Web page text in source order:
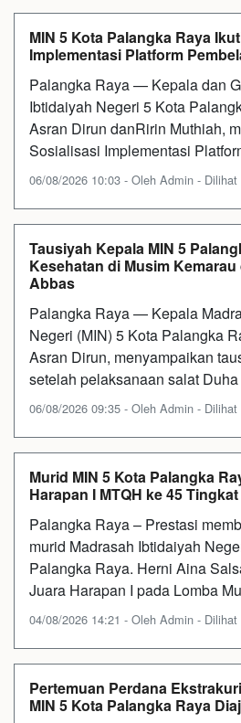
MIN 5 Kota Palangka Raya
Implementasi Platform
Palangka Raya — Kepala dan
Ibtidaiyah Negeri 5 Kota
Asran Dirun danRirin Muthiah,
Sosialisasi Implementasi
06/08/2026 10:03 - Oleh Admin - Dilihat
Tausiyah Kepala MIN 5
Kesehatan di Musim
Abbas
Palangka Raya — Kepala
Negeri (MIN) 5 Kota Palangka
Asran Dirun, menyampaikan
setelah pelaksanaan salat
06/08/2026 09:35 - Oleh Admin - Dilihat
Murid MIN 5 Kota Palangka
Harapan I MTQH ke 45
Palangka Raya – Prestasi
murid Madrasah Ibtidaiyah
Palangka Raya. Herni Aina
Juara Harapan I pada Lomba
04/08/2026 14:21 - Oleh Admin - Dilihat
Pertemuan Perdana
MIN 5 Kota Palangka Raya